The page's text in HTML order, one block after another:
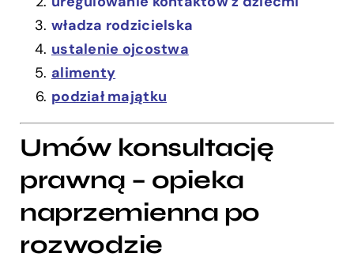
władza rodzicielska
ustalenie ojcostwa
alimenty
podział majątku
Umów konsultację
prawną – opieka
naprzemienna po
rozwodzie